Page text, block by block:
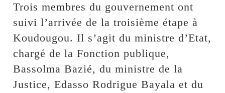
Trois membres du gouvernement ont
suivi l’arrivée de la troisième étape à
Koudougou. Il s’agit du ministre d’Etat,
chargé de la Fonction publique,
Bassolma Bazié, du ministre de la
Justice, Edasso Rodrigue Bayala et du